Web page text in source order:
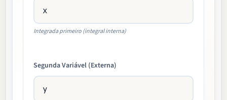
Integrada primeiro (integral interna)
Segunda Variável (Externa)